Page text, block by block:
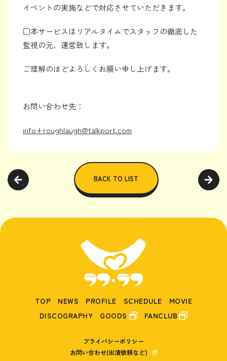
イベントの実施などで対応させていただきます。
□本サービスはリアルタイムでスタッフの徹底した
監視の元、運営致します。
ご理解のほどよろしくお願い申し上げます。
お問い合わせ先：
info+roughlaugh@talkport.com
BACK TO LIST
TOP NEWS PROFILE SCHEDULE
MOVIE
DISCOGRAPHY
GOODS FANCLUB
プライバシーポリシー
お問い合わせ(出演依頼など)